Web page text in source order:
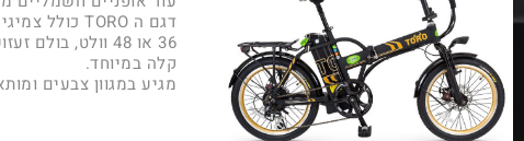
36 או 48 וולט,
קלה במיוחד.
מגיע במגוון צבעים